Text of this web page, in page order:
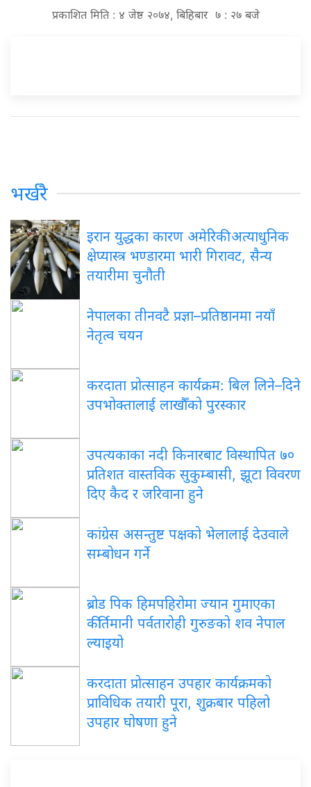
प्रकाशित मिति : ४ जेष्ठ २०७४, बिहिबार ७ : २७ बजे
भर्खरै
इरान युद्धका कारण अमेरिकी अत्याधुनिक
क्षेप्यास्त्र भण्डारमा भारी गिरावट, सैन्य
तयारीमा चुनौती
नेपालका तीनवटै प्रज्ञा–प्रतिष्ठानमा नयाँ
नेतृत्व चयन
करदाता प्रोत्साहन कार्यक्रम: बिल लिने–दिने
उपभोक्तालाई लाखौँको पुरस्कार
उपत्यकाका नदी किनारबाट विस्थापित ७०
प्रतिशत वास्तविक सुकुम्बासी, झूटा विवरण
दिए कैद र जरिवाना हुने
कांग्रेस असन्तुष्ट पक्षको भेलालाई देउवाले
सम्बोधन गर्ने
ब्रोड पिक हिमपहिरोमा ज्यान गुमाएका
कीर्तिमानी पर्वतारोही गुरुङको शव नेपाल
ल्याइयो
करदाता प्रोत्साहन उपहार कार्यक्रमको
प्राविधिक तयारी पूरा, शुक्रबार पहिलो
उपहार घोषणा हुने